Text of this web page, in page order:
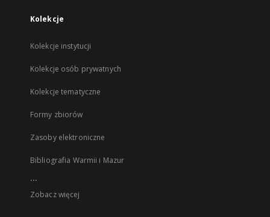
Kolekcje
Kolekcje instytucji
Kolekcje osób prywatnych
Kolekcje tematyczne
Formy zbiorów
Zasoby elektroniczne
Bibliografia Warmii i Mazur
...
Zobacz więcej